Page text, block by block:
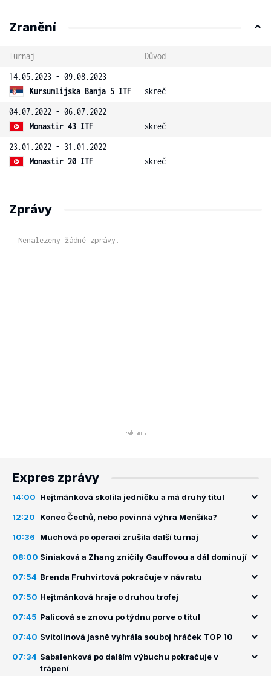
Zranění
Turnaj
Důvod
14.05.2023 - 09.08.2023
Kursumlijska Banja 5 ITF
skreč
04.07.2022 - 06.07.2022
Monastir 43 ITF
skreč
23.01.2022 - 31.01.2022
Monastir 20 ITF
skreč
Zprávy
Nenalezeny žádné zprávy.
Expres zprávy
14:00 Hejtmánková skolila jedničku a má druhý titul
12:20 Konec Čechů, nebo povinná výhra Menšíka?
10:36 Muchová po operaci zrušila další turnaj
08:00 Siniaková a Zhang zničily Gauffovou a dál dominují
07:54 Brenda Fruhvirtová pokračuje v návratu
07:50 Hejtmánková hraje o druhou trofej
07:45 Palicová se znovu po týdnu porve o titul
07:40 Svitolinová jasně vyhrála souboj hráček TOP 10
07:34 Sabalenková po dalším výbuchu pokračuje v
trápení